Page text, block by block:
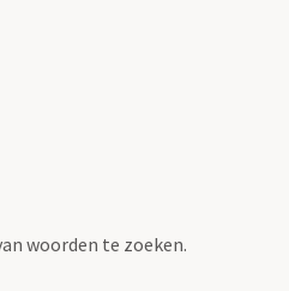
woorden te zoeken.